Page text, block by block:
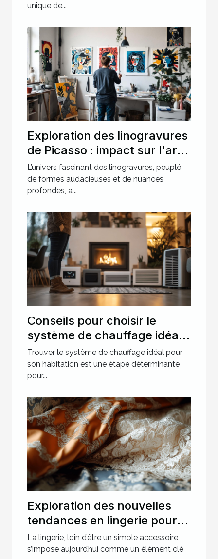
unique de...
Exploration des linogravures
de Picasso : impact sur l'art
moderne ?
L’univers fascinant des linogravures, peuplé
de formes audacieuses et de nuances
profondes, a...
Conseils pour choisir le
système de chauffage idéal
pour votre maison
Trouver le système de chauffage idéal pour
son habitation est une étape déterminante
pour...
Exploration des nouvelles
tendances en lingerie pour
des soirées spéciales
La lingerie, loin d’être un simple accessoire,
s’impose aujourd’hui comme un élément clé